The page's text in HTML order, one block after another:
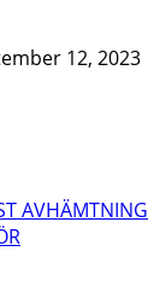
12, 2023
AVHÄMTNING